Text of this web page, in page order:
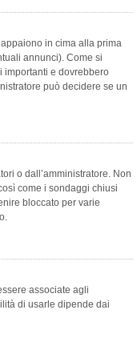
in cima alla prima
annunci). Come si
importanti e dovrebbero
può decidere se un
o dall’amministratore. Non
come i sondaggi chiusi
bloccato per varie
associate agli
di usarle dipende dai